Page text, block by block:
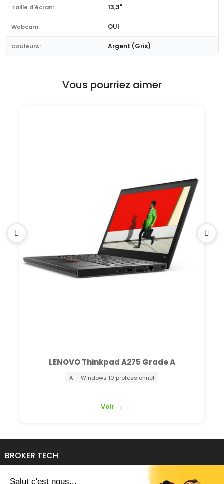
Taille d'écran: 13,3"
Webcam: OUI
Couleurs: Argent (Gris)
Vous pourriez aimer
LENOVO Thinkpad A275 Grade A
A Windows 10 professionnel
Voir →
BROKER TECH
134 Avenue de l'Industrie